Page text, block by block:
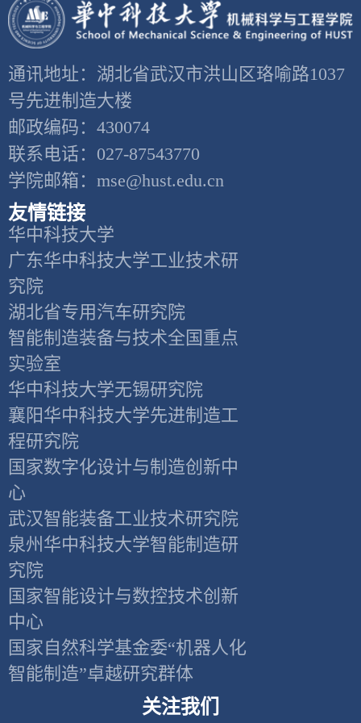
通讯地址：湖北省武汉市洪山区珞喻路1037
号先进制造大楼
邮政编码：430074
联系电话：027-87543770
学院邮箱：mse@hust.edu.cn
友情链接
华中科技大学
广东华中科技大学工业技术研
究院
湖北省专用汽车研究院
智能制造装备与技术全国重点
实验室
华中科技大学无锡研究院
襄阳华中科技大学先进制造工
程研究院
国家数字化设计与制造创新中
心
武汉智能装备工业技术研究院
泉州华中科技大学智能制造研
究院
国家智能设计与数控技术创新
中心
国家自然科学基金委“机器人化
智能制造”卓越研究群体
关注我们